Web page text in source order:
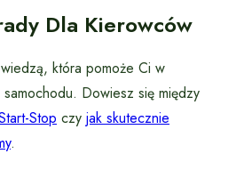
Dla Kierowców
która pomoże Ci w
Dowiesz się między
Stop czy jak skutecznie
.